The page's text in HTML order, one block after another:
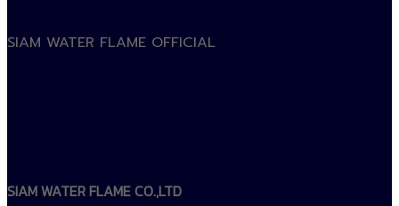
SIAM WATER FLAME OFFICIAL
SIAM WATER FLAME CO.,LTD